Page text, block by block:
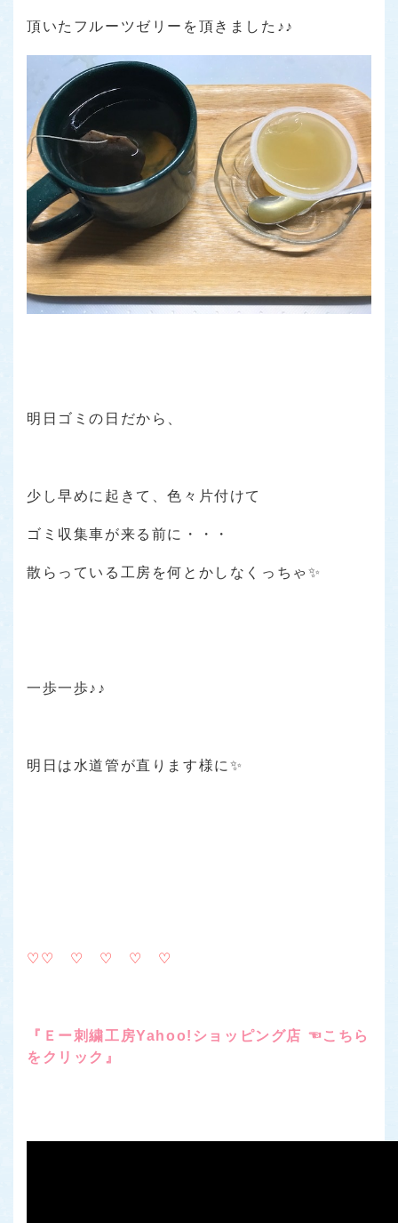
頂いたフルーツゼリーを頂きました♪♪
明日ゴミの日だから、
少し早めに起きて、色々片付けて
ゴミ収集車が来る前に・・・
散らっている工房を何とかしなくっちゃ✨
一歩一歩♪♪
明日は水道管が直ります様に✨
♡ ♡ ♡ ♡ ♡ ♡
『Ｅー刺繍工房Yahoo!ショッピング店 ☜こちら
をクリック』